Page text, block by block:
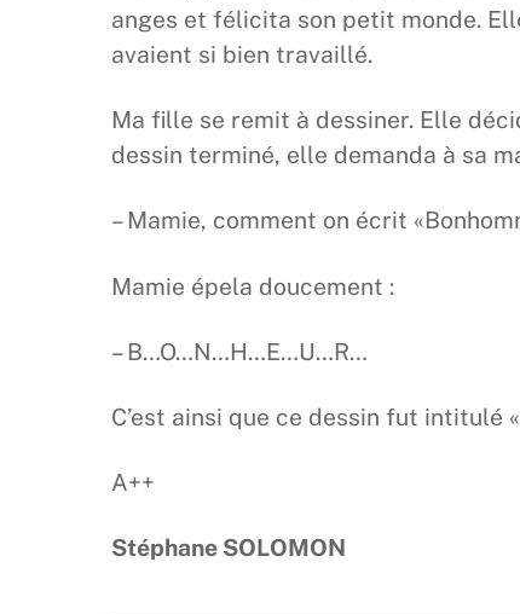
anges et félicita son petit monde.
avaient si bien travaillé.
Ma fille se remit à dessiner. Elle
dessin terminé, elle demanda à sa
– Mamie, comment on écrit
Mamie épela doucement :
– B…O…N…H…E…U…R…
C’est ainsi que ce dessin fut intitulé «
A++
Stéphane SOLOMON